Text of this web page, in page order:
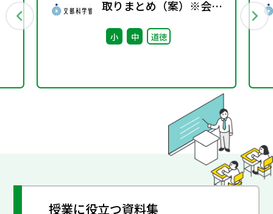
取りまとめ（案）※会議
後修正
小 中 道徳
授業に役立つ資料集